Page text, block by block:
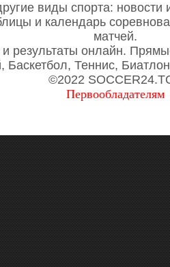
виды спорта: новости
и календарь
матчей.
и результаты онлайн.
Баскетбол, Теннис,
©2022
Первообладателям